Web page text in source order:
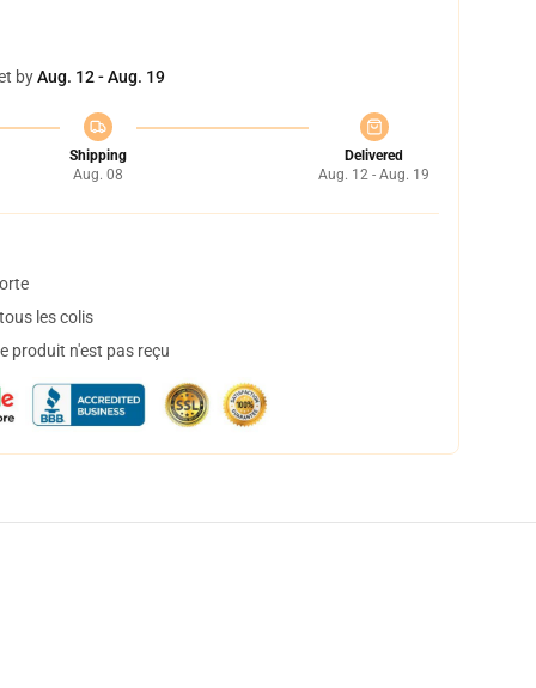
byAug. 12 - Aug. 19
Shipping
Aug. 08
Delivered
Aug. 12 - Aug. 19
les colis
produit n'est pas reçu